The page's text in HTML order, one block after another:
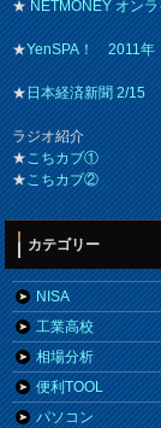
★NETMONEY オン
★YenSPA！ 2011
★日本経済新聞 2/15
ラジオ紹介
★こちカブ①
★こちカブ②
カテゴリー
NISA
工業高校
相場分析
便利TOOL
パソコン